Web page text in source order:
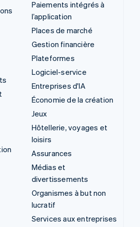
Paiements intégrés à
l’application
Places de marché
Gestion financière
Plateformes
Logiciel-service
Entreprises d'IA
Économie de la création
Jeux
Hôtellerie, voyages et
loisirs
Assurances
Médias et
divertissements
Organismes à but non
lucratif
Services aux entreprises